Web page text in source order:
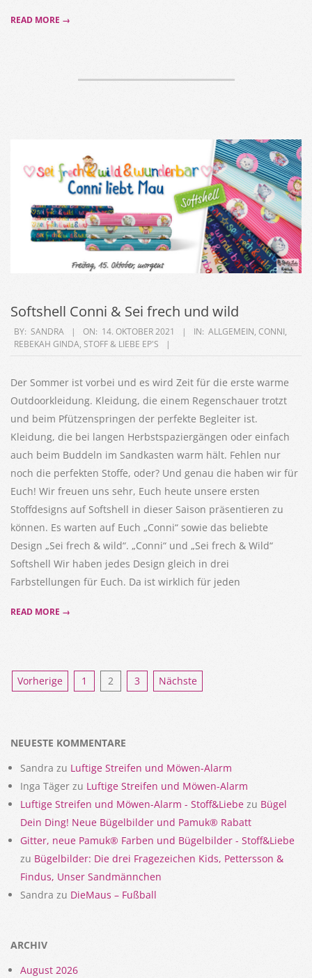
READ MORE →
Softshell Conni & Sei frech und wild
2021-
10-
BY: SANDRA ON: 14. OKTOBER 2021 IN: ALLGEMEIN, CONNI,
REBEKAH GINDA, STOFF & LIEBE EP'S
Der Sommer ist vorbei und es wird Zeit für die erste warme
Outdoorkleidung. Kleidung, die einem Regenschauer trotzt
und beim Pfützenspringen der perfekte Begleiter ist.
Kleidung, die bei langen Herbstspaziergängen oder einfach
auch beim Buddeln im Sandkasten warm hält. Fehlen nur
noch die perfekten Stoffe, oder? Und genau die haben wir für
Euch! Wir freuen uns sehr, Euch heute unsere ersten
Stoffdesigns auf Softshell in dieser Saison präsentieren zu
können. Es warten auf Euch „Conni“ sowie das beliebte
Design „Sei frech & wild“. „Conni“ und „Sei frech & Wild“
Softshell Wir haben jedes Design gleich in drei
Farbstellungen für Euch. Da ist wirklich für jeden
READ MORE →
Seitennummerierung
Vorherige 1 2 3 Nächste
NEUESTE KOMMENTARE
Sandra zu Luftige Streifen und Möwen-Alarm
Inga Täger zu Luftige Streifen und Möwen-Alarm
Luftige Streifen und Möwen-Alarm - Stoff&Liebe zu Bügel
Dein Ding! Neue Bügelbilder und Pamuk® Rabatt
Gitter, neue Pamuk® Farben und Bügelbilder - Stoff&Liebe
zu Bügelbilder: Die drei Fragezeichen Kids, Pettersson &
Findus, Unser Sandmännchen
Sandra zu DieMaus – Fußball
ARCHIV
August 2026